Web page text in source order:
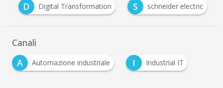
D Digital Transformation S schneider electric
Canali
A
Automazione industriale I Industrial IT